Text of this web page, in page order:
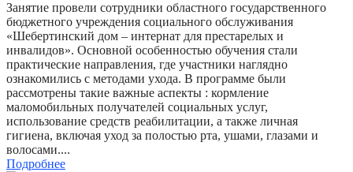
Занятие провели сотрудники областного государственного
бюджетного учреждения социального обслуживания
«Шебертинский дом – интернат для престарелых и
инвалидов». Основной особенностью обучения стали
практические направления, где участники наглядно
ознакомились с методами ухода. В программе были
рассмотрены такие важные аспекты : кормление
маломобильных получателей социальных услуг,
использование средств реабилитации, а также личная
гигиена, включая уход за полостью рта, ушами, глазами и
волосами....
Подробнее